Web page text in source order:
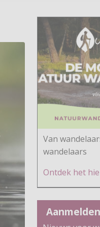
Van
wandelaars
Ontdek het